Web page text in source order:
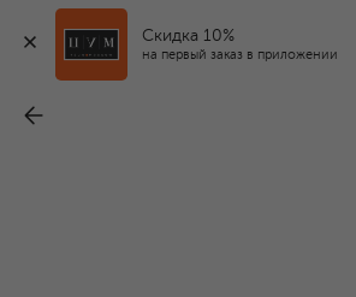
Скидка 10%
на первый заказ в приложении
AERONAUTICA